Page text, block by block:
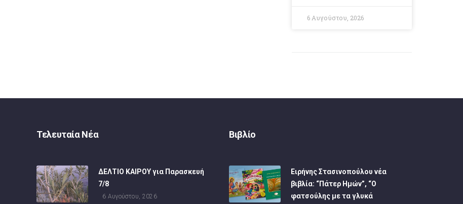
6 Αυγούστου, 2026
Τελευταία Νέα
ΔΕΛΤΙΟ ΚΑΙΡΟΥ για Παρασκευή
7/8
6 Αυγούστου, 2026
Βιβλίο
Ειρήνης Στασινοπούλου νέα
βιβλία: “Πάτερ Ημών”, “Ο
φατσούλης με τα γλυκά